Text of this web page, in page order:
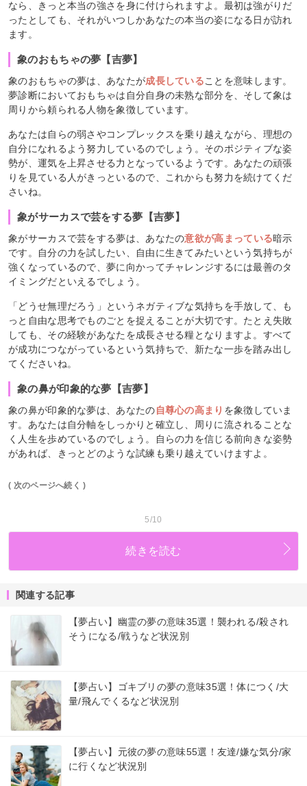
なら、きっと本当の強さを身に付けられますよ。最初は強がりだ
ったとしても、それがいつしかあなたの本当の姿になる日が訪れ
ます。
象のおもちゃの夢【吉夢】
象のおもちゃの夢は、あなたが成長していることを意味します。
夢診断においておもちゃは自分自身の未熟な部分を、そして象は
周りから頼られる人物を象徴しています。
あなたは自らの弱さやコンプレックスを乗り越えながら、理想の
自分になれるよう努力しているのでしょう。そのポジティブな姿
勢が、運気を上昇させる力となっているようです。あなたの頑張
りを見ている人がきっといるので、これからも努力を続けてくだ
さいね。
象がサーカスで芸をする夢【吉夢】
象がサーカスで芸をする夢は、あなたの意欲が高まっている暗示
です。自分の力を試したい、自由に生きてみたいという気持ちが
強くなっているので、夢に向かってチャレンジするには最善のタ
イミングだといえるでしょう。
「どうせ無理だろう」というネガティブな気持ちを手放して、も
っと自由な思考でものごとを捉えることが大切です。たとえ失敗
しても、その経験があなたを成長させる糧となりますよ。すべて
が成功につながっているという気持ちで、新たな一歩を踏み出し
てくださいね。
象の鼻が印象的な夢【吉夢】
象の鼻が印象的な夢は、あなたの自尊心の高まり を象徴していま
す。あなたは自分軸をしっかりと確立し、周りに流されることな
く人生を歩めているのでしょう。自らの力を信じる前向きな姿勢
があれば、きっとどのような試練も乗り越えていけますよ。
( 次のページへ続く )
5/10
続きを読む
関連する記事
【夢占い】幽霊の夢の意味35選！襲われる/殺され
そうになる/戦うなど状況別
【夢占い】ゴキブリの夢の意味35選！体につく/大
量/飛んでくるなど状況別
【夢占い】元彼の夢の意味55選！友達/嫌な気分/家
に行くなど状況別